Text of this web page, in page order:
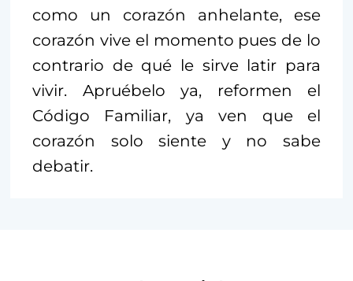
como un corazón anhelante, ese
corazón vive el momento pues de lo
contrario de qué le sirve latir para
vivir. Apruébelo ya, reformen el
Código Familiar, ya ven que el
corazón solo siente y no sabe
debatir.